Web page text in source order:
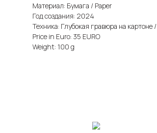
Материал: Бумага / Paper
Год создания: 2024
Техника: Глубокая гравюра на
Price in Euro: 35 EURO
Weight: 100 g